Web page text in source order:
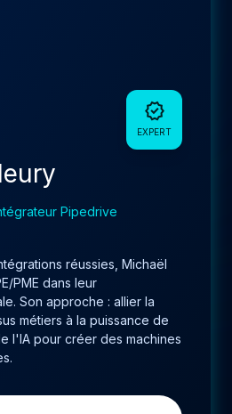
verified
EXPERT
Pipedrive
réussies, Michaël
PME dans leur
Son approche : allier la
métiers à la puissance de
l'IA pour créer des machines